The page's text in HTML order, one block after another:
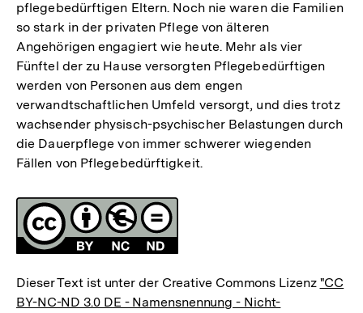
pflegebedürftigen Eltern. Noch nie waren die Familien
so stark in der privaten Pflege von älteren
Angehörigen engagiert wie heute. Mehr als vier
Fünftel der zu Hause versorgten Pflegebedürftigen
werden von Personen aus dem engen
verwandtschaftlichen Umfeld versorgt, und dies trotz
wachsender physisch-psychischer Belastungen durch
die Dauerpflege von immer schwerer wiegenden
Fällen von Pflegebedürftigkeit.
Fussnoten
Lizenz
Dieser Text ist unter der Creative Commons Lizenz "CC
BY-NC-ND 3.0 DE - Namensnennung - Nicht-